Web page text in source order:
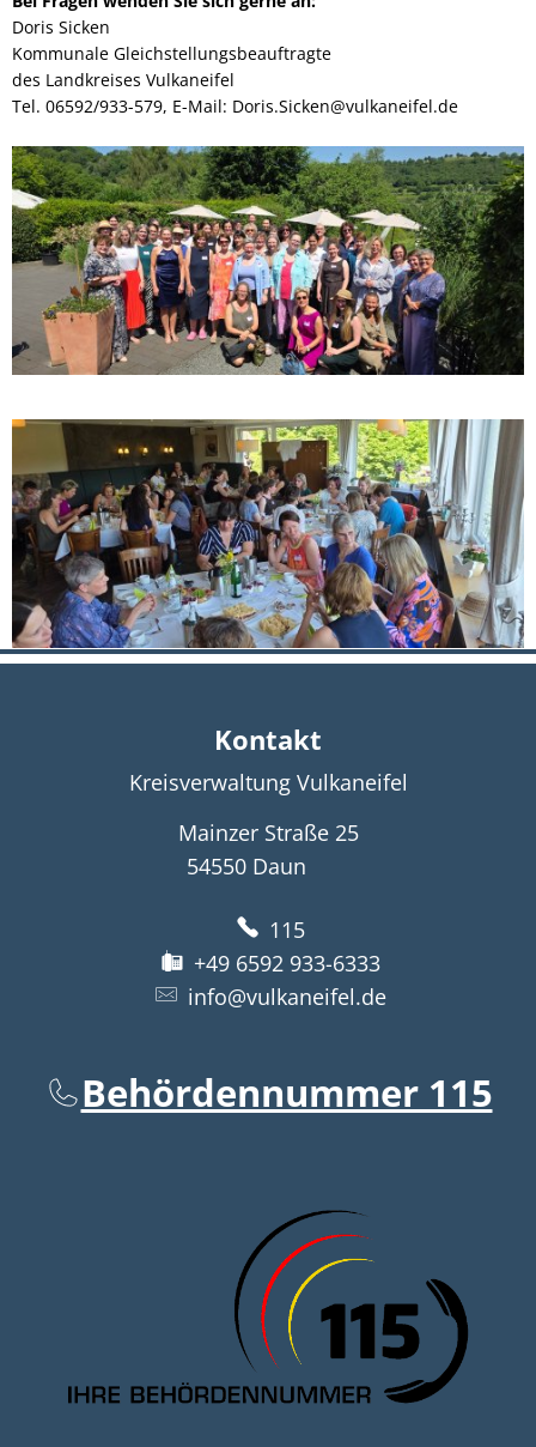
Doris Sicken
Kommunale Gleichstellungsbeauftragte
des Landkreises Vulkaneifel
Tel. 06592/933-579, E-Mail: Doris.Sicken@vulkaneifel.de
Kontakt
Kreisverwaltung Vulkaneifel
Mainzer Straße 25
54550 Daun
115
+49 6592 933-6333
info@vulkaneifel.de
Behördennummer 115